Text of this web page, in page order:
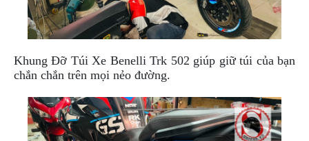
MOTO
DƯỠNG
SÊN
BALO
ĐEO
GIVI
Khung Đỡ TúiXe Benelli Trk 502 giúp giữ túi của bạn
chắn chắn trên mọi nẻo đường.